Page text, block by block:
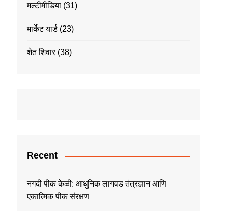
मल्टीमीडिया (31)
मार्केट यार्ड (23)
शेत शिवार(38)
Recent
नगदी पीक केळी: आधुनिक लागवड तंत्रज्ञान आणि
एकात्मिक पीक संरक्षण